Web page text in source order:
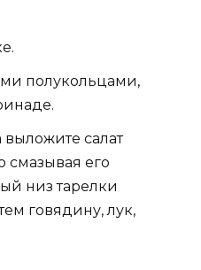
полукольцами,
выложите салат
смазывая его
низ тарелки
говядину, лук,